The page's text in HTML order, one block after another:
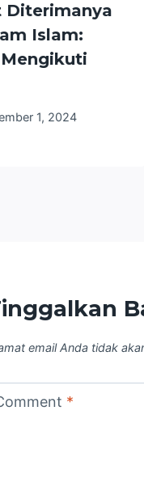
Diterimanya
Islam:
1, 2024
email Anda tidak
*